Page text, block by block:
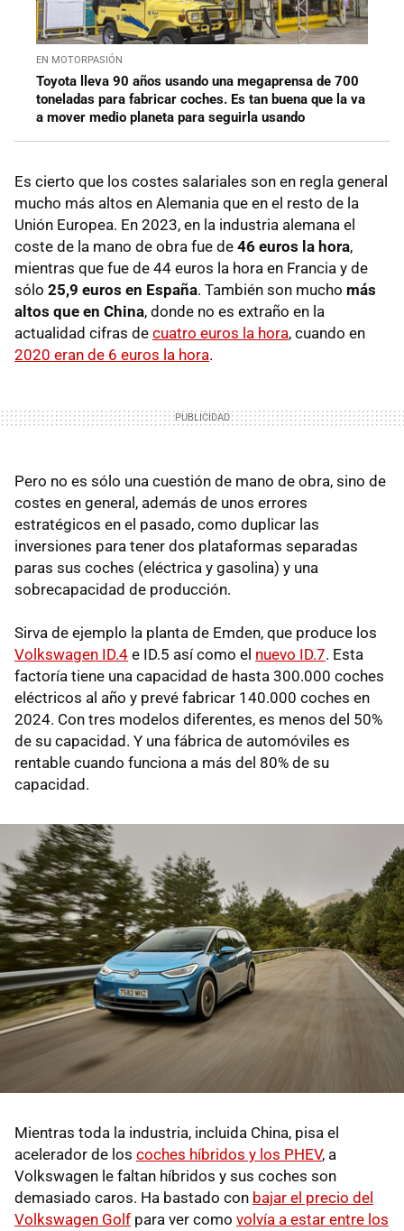
EN MOTORPASIÓN
Toyota lleva 90 años usando una megaprensa de 700
toneladas para fabricar coches. Es tan buena que la va
a mover medio planeta para seguirla usando
Es cierto que los costes salariales son en regla general
mucho más altos en Alemania que en el resto de la
Unión Europea. En 2023, en la industria alemana el
coste de la mano de obra fue de 46 euros la hora,
mientras que fue de 44 euros la hora en Francia y de
sólo 25,9 euros en España. También son mucho más
altos que en China, donde no es extraño en la
actualidad cifras de cuatro euros la hora, cuando en
2020 eran de 6 euros la hora.
Pero no es sólo una cuestión de mano de obra, sino de
costes en general, además de unos errores
estratégicos en el pasado, como duplicar las
inversiones para tener dos plataformas separadas
paras sus coches (eléctrica y gasolina) y una
sobrecapacidad de producción.
Sirva de ejemplo la planta de Emden, que produce los
Volkswagen ID.4 e ID.5 así como el nuevo ID.7. Esta
factoría tiene una capacidad de hasta 300.000 coches
eléctricos al año y prevé fabricar 140.000 coches en
2024. Con tres modelos diferentes, es menos del 50%
de su capacidad. Y una fábrica de automóviles es
rentable cuando funciona a más del 80% de su
capacidad.
Mientras toda la industria, incluida China, pisa el
acelerador de los coches híbridos y los PHEV, a
Volkswagen le faltan híbridos y sus coches son
demasiado caros. Ha bastado con bajar el precio del
Volkswagen Golf para ver como volvía a estar entre los